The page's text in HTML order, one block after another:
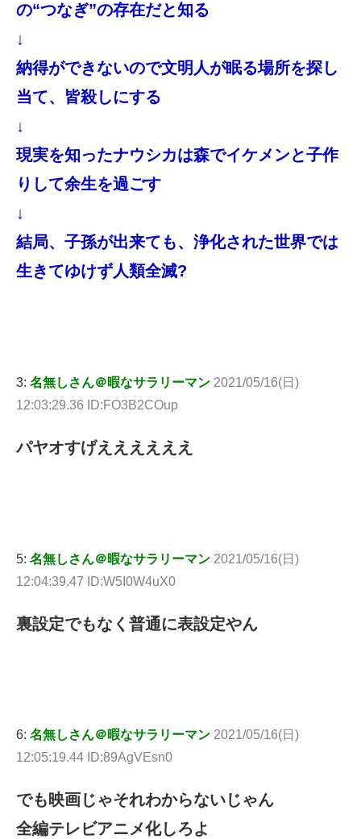
の“つなぎ”の存在だと知る
↓
納得ができないので文明人が眠る場所を探し
当て、皆殺しにする
↓
現実を知ったナウシカは森でイケメンと子作
りして余生を過ごす
↓
結局、子孫が出来ても、浄化された世界では
生きてゆけず人類全滅?
3: 名無しさん＠暇なサラリーマン 2021/05/16(日)
12:03:29.36 ID:FO3B2COup
パヤオすげええええええ
5: 名無しさん＠暇なサラリーマン 2021/05/16(日)
12:04:39.47 ID:W5I0W4uX0
裏設定でもなく普通に表設定やん
6: 名無しさん＠暇なサラリーマン 2021/05/16(日)
12:05:19.44 ID:89AgVEsn0
でも映画じゃそれわからないじゃん
全編テレビアニメ化しろよ